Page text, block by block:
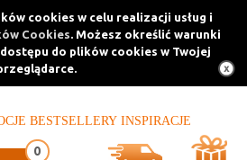
cookies w celu realizacji usług i
Cookies. Możesz określić warunki
do plików cookies w Twojej
BESTSELLERY INSPIRACJE
0